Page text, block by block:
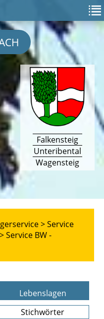
Falkensteig
Unteribental
Wagensteig
>Service
Service BW -
Lebenslagen
Stichwörter